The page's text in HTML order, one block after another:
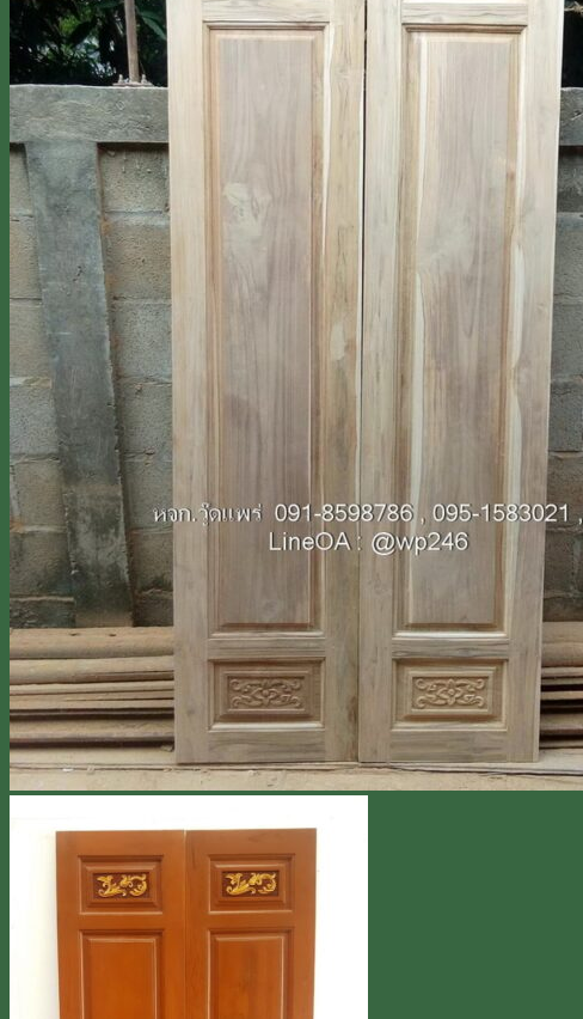
สินค้าโปรโมชั่น
ผลงานติดตั้งจริง / รีวิว
ติดต่อเรา
Line
โทร 0918598786
Line
โทร 0918598786